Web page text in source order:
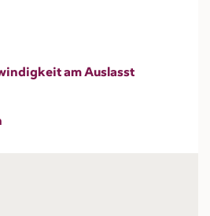
am Auslasst